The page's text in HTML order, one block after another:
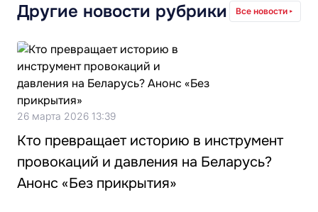
Другие новости рубрики Все новости
26 марта 2026 13:39
Кто превращает историю в инструмент
провокаций и давления на Беларусь?
Анонс «Без прикрытия»